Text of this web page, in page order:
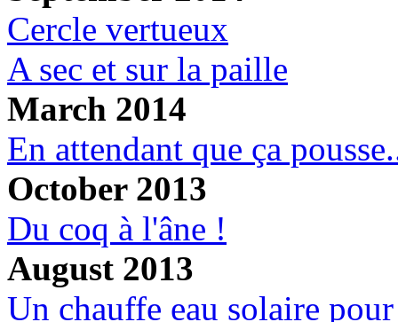
Cercle vertueux
A sec et sur la paille
March 2014
En attendant que ça
October 2013
Du coq à l'âne !
August 2013
Un chauffe eau solaire